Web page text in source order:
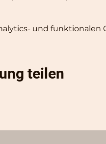
und funktionalen
teilen